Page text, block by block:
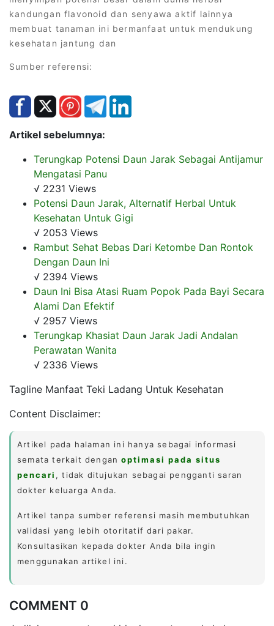
kandungan flavonoid dan senyawa aktif lainnya
membuat tanaman ini bermanfaat untuk mendukung
kesehatan jantung dan
Sumber referensi:
Artikel sebelumnya:
Terungkap Potensi Daun Jarak Sebagai Antijamur
Mengatasi Panu
√ 2231 Views
Potensi Daun Jarak, Alternatif Herbal Untuk
Kesehatan Untuk Gigi
√ 2053 Views
Rambut Sehat Bebas Dari Ketombe Dan Rontok
Dengan Daun Ini
√ 2394 Views
Daun Ini Bisa Atasi Ruam Popok Pada Bayi Secara
Alami Dan Efektif
√ 2957 Views
Terungkap Khasiat Daun Jarak Jadi Andalan
Perawatan Wanita
√ 2336 Views
Tagline Manfaat Teki Ladang Untuk Kesehatan
Content Disclaimer:
Artikel pada halaman ini hanya sebagai informasi
semata terkait denganoptimasi pada situs
pencari , tidak ditujukan sebagai pengganti saran
dokter keluarga Anda.
Artikel tanpa sumber referensi masih membutuhkan
validasi yang lebih otoritatif dari pakar.
Konsultasikan kepada dokter Anda bila ingin
menggunakan artikel ini.
COMMENT 0